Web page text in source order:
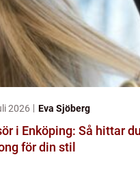
2026 Eva Sjöberg
i Enköping: Så hittar
för din stil